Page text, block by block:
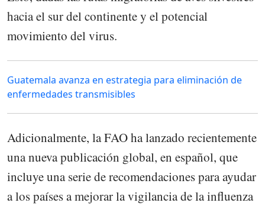
hacia el sur del continente y el potencial
movimiento del virus.
Guatemala avanza en estrategia para eliminación de
enfermedades transmisibles
Adicionalmente, la FAO ha lanzado recientemente
una nueva publicación global, en español, que
incluye una serie de recomendaciones para ayudar
a los países a mejorar la vigilancia de la influenza